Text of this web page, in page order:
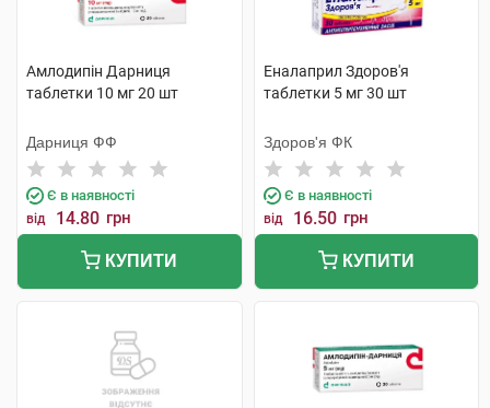
Амлодипін Дарниця
таблетки 10 мг 20 шт
Дарниця ФФ
Є в наявності
від 14.80 грн
КУПИТИ
Еналаприл Здоров'я
таблетки 5 мг 30 шт
Здоров'я ФК
Є в наявності
від 16.50 грн
КУПИТИ